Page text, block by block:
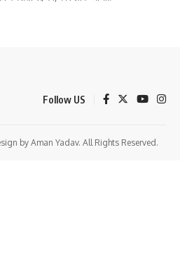
Follow US
by Aman Yadav. All Rights Reserved.